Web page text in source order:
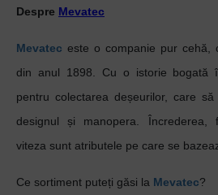
Despre Mevatec
Mevatec este o companie pur cehă,
din anul 1898. Cu o istorie bogată
pentru colectarea deșeurilor, care
designul și manopera. Încrederea,
viteza sunt atributele pe care se
Ce sortiment puteți găsi la Mevatec?